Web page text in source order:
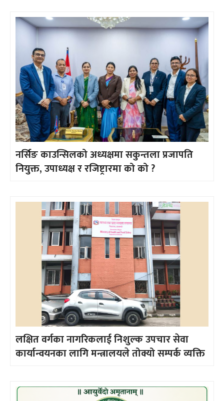
नर्सिङ काउन्सिलको अध्यक्षमा सकुन्तला प्रजापति
नियुक्त, उपाध्यक्ष र रजिष्ट्रारमा को को ?
लक्षित वर्गका नागरिकलाई निशुल्क उपचार सेवा
कार्यान्वयनका लागि मन्त्रालयले तोक्यो सम्पर्क व्यक्ति